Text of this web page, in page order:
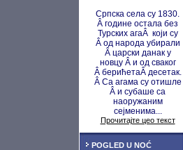
Српска села су 1830.
Â године остала без
Турских агаÂ који су
Â од народа убирали
Â царски данак у
новцу Â и од сваког
Â берићетаÂ десетак.
Â Са агама су отишле
Â и субаше са
наоружаним
сејменима...
Прочитајте цео текст
POGLED U NOĆ